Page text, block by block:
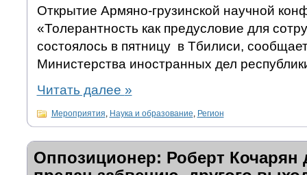
Открытие Армяно-грузинской научной
«Толерантность как предусловие для
состоялось в пятницу в Тбилиси,
Министерства иностранных дел
Читать далее »
Мероприятия, Наука и образование, Регион
Оппозиционер: Роберт Кочарян